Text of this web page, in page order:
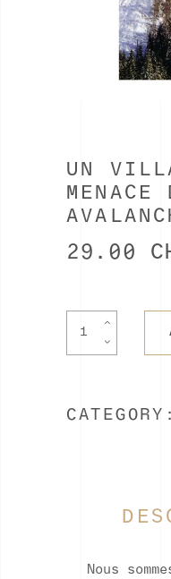
UN
MENACE
29.00
village
sous
des
Nous